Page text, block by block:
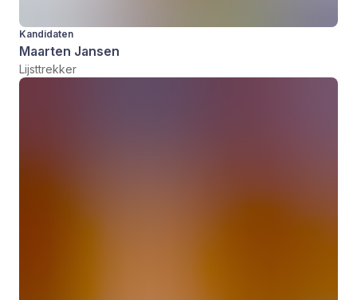
Kandidaten
Maarten Jansen
Lijsttrekker